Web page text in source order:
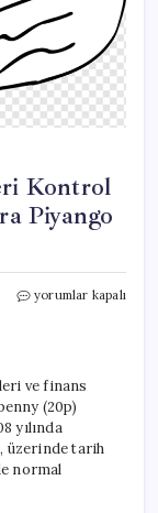
Kontrol
Piyango
Cüzdanınızdaki
Şanslı
Koleksiyonculara
Piyango
Gibi
yorumlar kapalı
ve finans
(20p)
yılında
üzerinde tarih
normal